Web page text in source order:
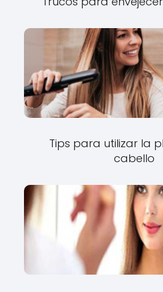
Tips para utilizar la
cabello